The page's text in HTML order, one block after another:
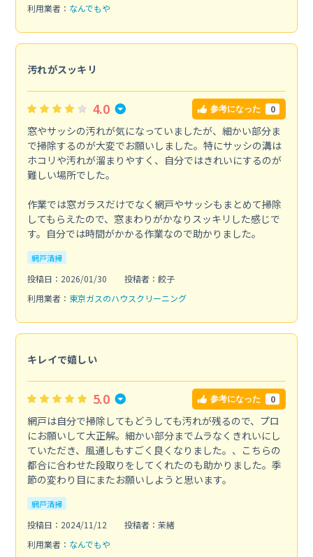
利用業者： なんでもや
汚れがスッキリ
4.0 参考になった 0
窓やサッシの汚れが気になっていましたが、細かい部分ま
で掃除するのが大変でお願いしました。特にサッシの溝は
ホコリや汚れが溜まりやすく、自分ではきれいにするのが
難しい場所でした。
作業では窓ガラスだけでなく網戸やサッシもまとめて掃除
してもらえたので、窓まわりがかなりスッキリした感じで
す。自分では時間がかかる作業なので助かりました。
網戸清掃
投稿日：2026/01/30
投稿者：餃子
利用業者： 東京ガスのハウスクリーニング
キレイで嬉しい
5.0 参考になった 0
網戸は自分で掃除してもどうしても汚れが残るので、プロ
にお願いして大正解。細かい部分までムラなくきれいにし
ていただき、風通しもすごく良くなりました。、こちらの
都合に合わせた段取りをしてくれたのも助かりました。季
節の変わり目にまたお願いしようと思います。
網戸清掃
投稿日：2024/11/12
投稿者：茉緒
利用業者： なんでもや